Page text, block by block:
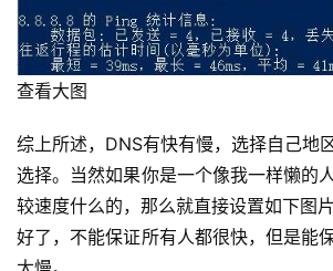
查看大图
综上所述，DNS有快有慢，选择自己地
选择。当然如果你是一个像我一样懒的
较速度什么的，那么就直接设置如下图
好了，不能保证所有人都很快，但是能